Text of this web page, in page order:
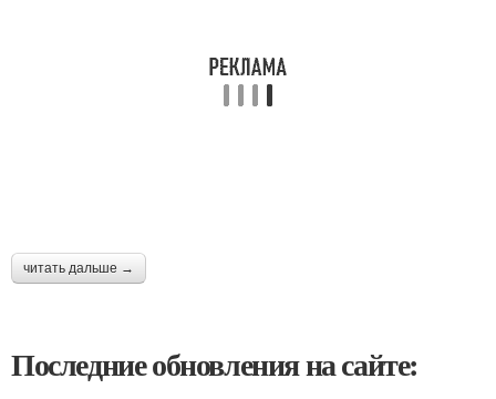
читать дальше →
Последние обновления на сайте: